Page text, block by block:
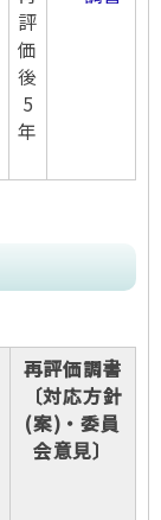
評
価
後
5
年
再評価調書
〔対応方針
(案)・委員
会意見〕